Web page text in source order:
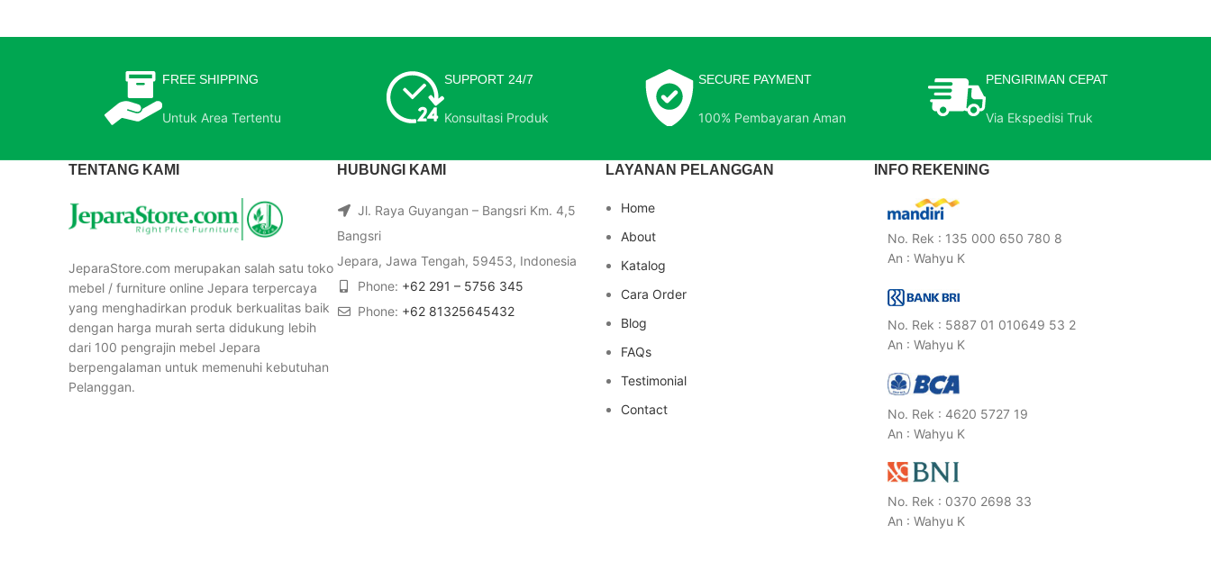
FREE SHIPPING
Untuk Area Tertentu
SUPPORT 24/7
Konsultasi Produk
SECURE PAYMENT
100% Pembayaran Aman
PENGIRIMAN CEPAT
Via Ekspedisi Truk
TENTANG KAMI
JeparaStore.com merupakan salah satu toko
mebel / furniture online Jepara terpercaya
yang menghadirkan produk berkualitas baik
dengan harga murah serta didukung lebih
dari 100 pengrajin mebel Jepara
berpengalaman untuk memenuhi kebutuhan
Pelanggan.
HUBUNGI KAMI
Jl. Raya Guyangan – Bangsri Km. 4,5
Bangsri
Jepara, Jawa Tengah, 59453, Indonesia
Phone: +62 291 – 5756 345
Phone: +62 81325645432
LAYANAN PELANGGAN
Home
About
Katalog
Cara Order
Blog
FAQs
Testimonial
Contact
INFO REKENING
No. Rek : 135 000 650 780 8
An : Wahyu K
No. Rek : 5887 01 010649 53 2
An : Wahyu K
No. Rek : 4620 5727 19
An : Wahyu K
No. Rek : 0370 2698 33
An : Wahyu K